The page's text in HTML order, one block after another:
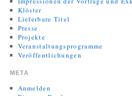
Klöster
Lieferbare Titel
Presse
Projekte
Veranstaltungsprogramme
Veröffentlichungen
META
Anmelden